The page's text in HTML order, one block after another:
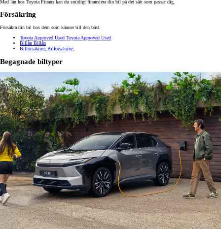
Med lån hos Toyota Finans kan du smidigt finansiera din bil på det sätt som passar dig.
Försäkring
Försäkra din bil hos dem som känner till den bäst.
Toyota Approved Used Toyota Approved Used
Billån Billån
Bilförsäkring Bilförsäkring
Begagnade biltyper